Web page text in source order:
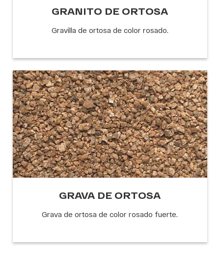
GRANITO DE ORTOSA
Gravilla de ortosa de color rosado.
GRAVA DE ORTOSA
Grava de ortosa de color rosado fuerte.